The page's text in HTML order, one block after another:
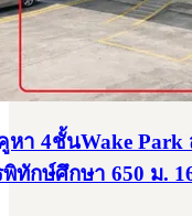
าก!! บ้าน 2 ชั้น ม.แ
บางแค รถไฟฟ้าฯ
กรุงเทพมหานคร